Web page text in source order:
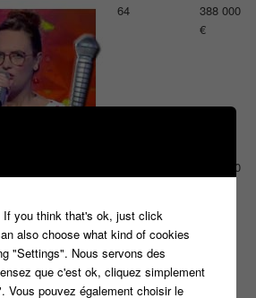
64
388 000
€
372 000
you think that's ok, just click
also choose what kind of cookies
"Settings". Nous servons des
que c'est ok, cliquez simplement
Vous pouvez également choisir le